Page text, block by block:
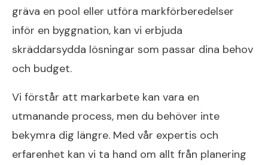
gräva en pool eller utföra markförberedelser
inför en byggnation, kan vi erbjuda
skräddarsydda lösningar som passar dina behov
och budget.
Vi förstår att markarbete kan vara en
utmanande process, men du behöver inte
bekymra dig längre. Med vår expertis och
erfarenhet kan vi ta hand om allt från planering